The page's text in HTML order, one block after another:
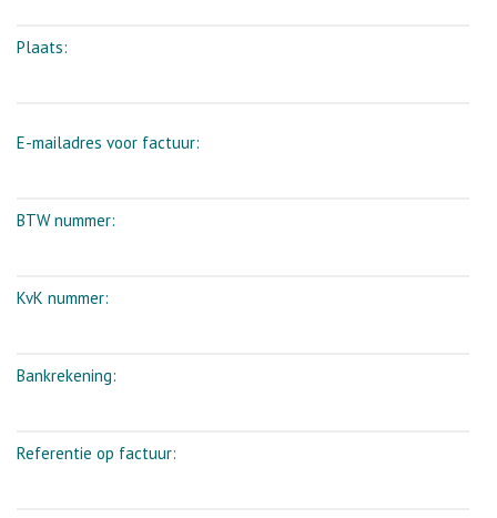
Plaats:
E-mailadres voor factuur:
BTW nummer:
KvK nummer:
Bankrekening:
Referentie op factuur: